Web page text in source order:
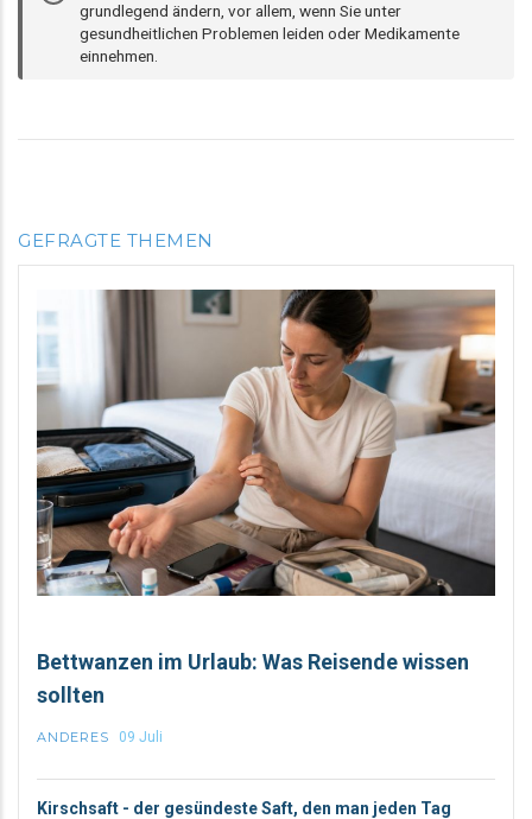
grundlegend ändern, vor allem, wenn Sie unter
gesundheitlichen Problemen leiden oder Medikamente
einnehmen.
GEFRAGTE THEMEN
Bettwanzen im Urlaub: Was Reisende wissen
sollten
ANDERES 09 Juli
Kirschsaft - der gesündeste Saft, den man jeden Tag